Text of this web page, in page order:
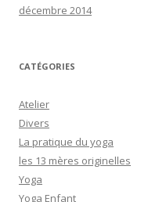
décembre 2014
CATÉGORIES
Atelier
Divers
La pratique du yoga
les 13 mères originelles
Yoga
Yoga Enfant